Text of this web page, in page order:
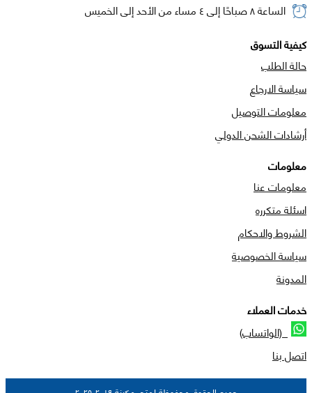
الساعة ٨ صباحًا إلى ٤ مساء من الأحد إلى الخميس
كيفية التسوق
حالة الطلب
سياسة الارجاع
معلومات التوصيل
أرشادات الشحن الدولي
معلومات
معلومات عنا
اسئلة متكرره
الشروط والاحكام
سياسة الخصوصية
المدونة
خدمات العملاء
(الواتساب)
اتصل بنا